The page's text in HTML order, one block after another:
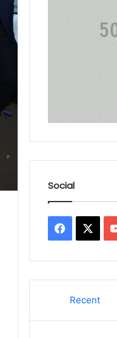
Social
Facebook
Recent